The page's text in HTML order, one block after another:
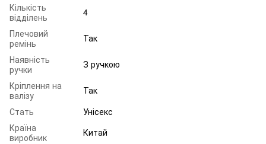
Кількість
відділень
4
Плечовий
ремінь
Так
Наявність
ручки
З ручкою
Кріплення на
валізу
Так
Стать
Унісекс
Країна
виробник
Китай